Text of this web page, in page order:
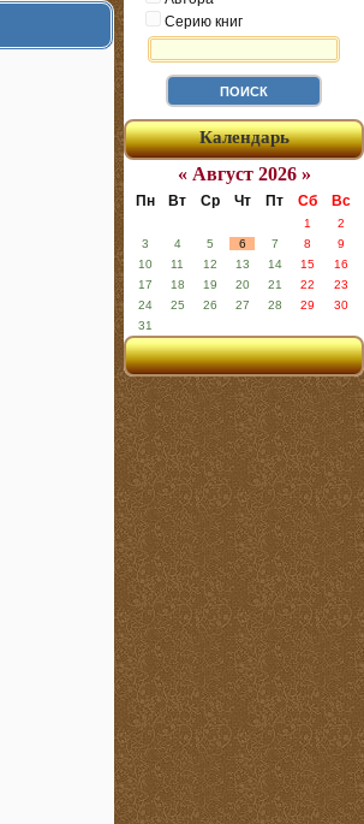
Серию книг
Календарь
« Август 2026 »
Пн Вт Ср Чт Пт Сб Вс
1
2
3
4 5 6 7 8
9
10
11 12 13 14 15
16
17
18 19 20 21 22
23
24
25 26 27 28 29
30
31